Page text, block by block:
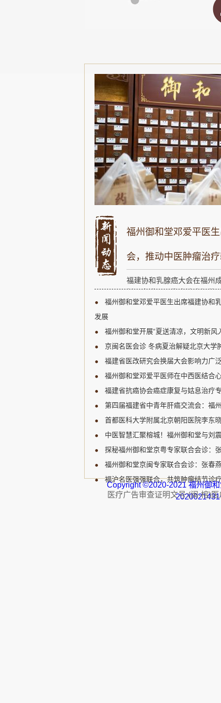
福州御和堂邓爱平医
会，推动中医肿瘤治
福建协和乳腺癌大会在福州
新研究进展、临床诊疗规范
展开深入讨论，为福建省乳
肿瘤领域的知名专家，受邀
福州御和堂邓爱平医生出席福建协和
发展
福州御和堂开展“夏送清凉，文明新风
京闽名医会诊 冬病夏治解疑北京大学
福建省医改研究会换届大会影响力广
福州御和堂邓爱平医师在中西医结合
福建省抗癌协会癌症康复与姑息治疗
第四届福建省中青年肝癌交流会：福
首都医科大学附属北京朝阳医院李东
中医智慧汇聚榕城！福州御和堂与刘
探秘福州御和堂京粤专家联合会诊：
福州御和堂京闽专家联合会诊：张春燕
福沪名医强强联合，共筑肿瘤结节诊
Copyright ©2020-2021 福州御
医疗广告审查证明文号:(闽-榕)